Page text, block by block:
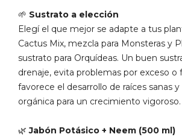
🌱 Sustrato a elección
Elegí el que mejor se adapte a tus
Cactus Mix, mezcla para Monsteras y
sustrato para Orquídeas. Un buen
drenaje, evita problemas por exceso o
favorece el desarrollo de raíces sanas
orgánica para un crecimiento vigoroso.
🌿Jabón Potásico + Neem (500 ml)